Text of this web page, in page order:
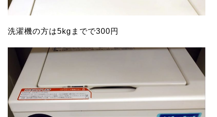
洗濯機の方は5kgまでで300円